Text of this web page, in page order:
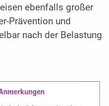
ebenfalls großer
Prävention und
nach der Belastung